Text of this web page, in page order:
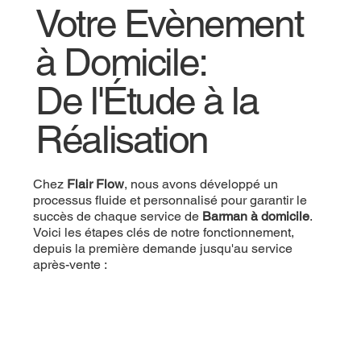
Votre Evènement
à Domicile:
De l'Étude à la
Réalisation
Chez Flair Flow, nous avons développé un
processus fluide et personnalisé pour garantir le
succès de chaque service de Barman à domicile.
Voici les étapes clés de notre fonctionnement,
depuis la première demande jusqu'au service
après-vente :